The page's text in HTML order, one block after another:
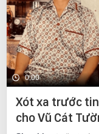
0:00
Xót xa trước
cho Vũ Cát